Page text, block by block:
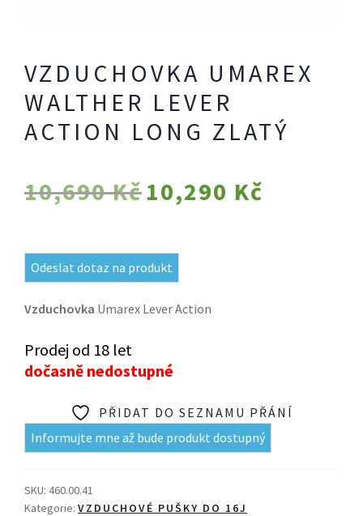
VZDUCHOVKA UMAREX
WALTHER LEVER
ACTION LONG ZLATÝ
10,690Kč Původní
10,690 Kč.
10,290 Kč
Odeslat dotaz na produkt
Vzduchovka Umarex Lever Action
Prodej od 18 let
dočasně nedostupné
PŘIDAT DO SEZNAMU PŘÁNÍ
Informujte mne až bude produkt dostupný
SKU: 460.00.41
Kategorie: VZDUCHOVÉ PUŠKY DO 16J